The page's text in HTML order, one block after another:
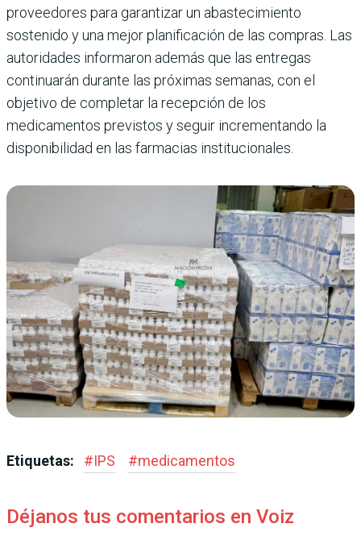
proveedores para garantizar un abastecimiento
sostenido y una mejor planificación de las compras. Las
autoridades informaron además que las entregas
continuarán durante las próximas semanas, con el
objetivo de completar la recepción de los
medicamentos previstos y seguir incrementando la
disponibilidad en las farmacias institucionales.
Etiquetas: #IPS #medicamentos
Déjanos tus comentarios en Voiz